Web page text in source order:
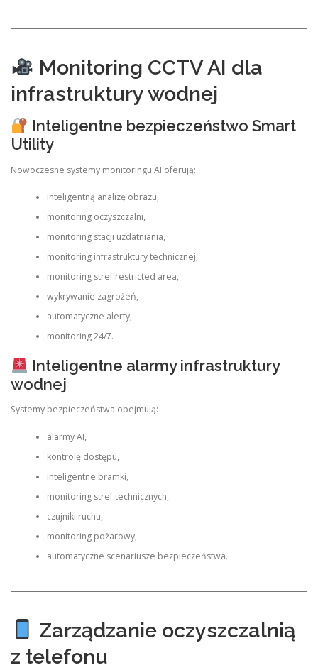
Monitoring CCTV AI dla
infrastruktury wodnej
Inteligentne bezpieczeństwo Smart
Utility
Nowoczesne systemy monitoringu AI oferują:
inteligentną analizę obrazu,
monitoring oczyszczalni,
monitoring stacji uzdatniania,
monitoring infrastruktury technicznej,
monitoring stref restricted area,
wykrywanie zagrożeń,
automatyczne alerty,
monitoring 24/7.
Inteligentne alarmy infrastruktury
wodnej
Systemy bezpieczeństwa obejmują:
alarmy AI,
kontrolę dostępu,
inteligentne bramki,
monitoring stref technicznych,
czujniki ruchu,
monitoring pożarowy,
automatyczne scenariusze bezpieczeństwa.
Zarządzanie oczyszczalnią
z telefonu